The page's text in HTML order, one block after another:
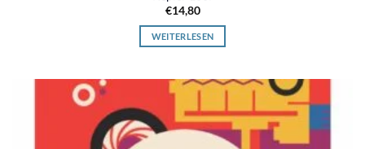
€14,80
WEITERLESEN